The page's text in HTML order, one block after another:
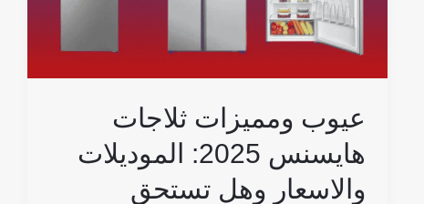
عيوب ومميزات ثلاجات
هايسنس 2025: الموديلات
والاسعار وهل تستحق
والاسعار